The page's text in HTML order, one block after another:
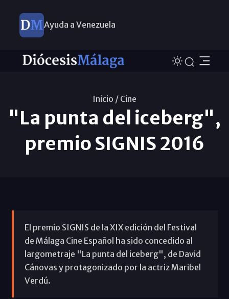
Ayuda a Venezuela
Inicio / Cine
"La punta del iceberg",
premio SIGNIS 2016
El premio SIGNIS de la XIX edición del Festival
de Málaga Cine Español ha sido concedido al
largometraje "La punta del iceberg", de David
Cánovas y protagonizado por la actriz Maribel
Verdú.